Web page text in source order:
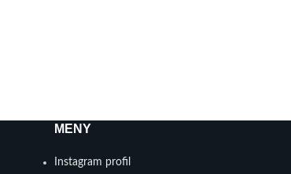
MENY
Instagram profil